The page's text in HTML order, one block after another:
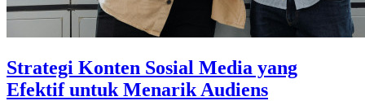
Strategi Konten Sosial Media yang
Efektif untuk Menarik Audiens